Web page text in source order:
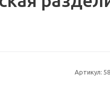
Артикул: